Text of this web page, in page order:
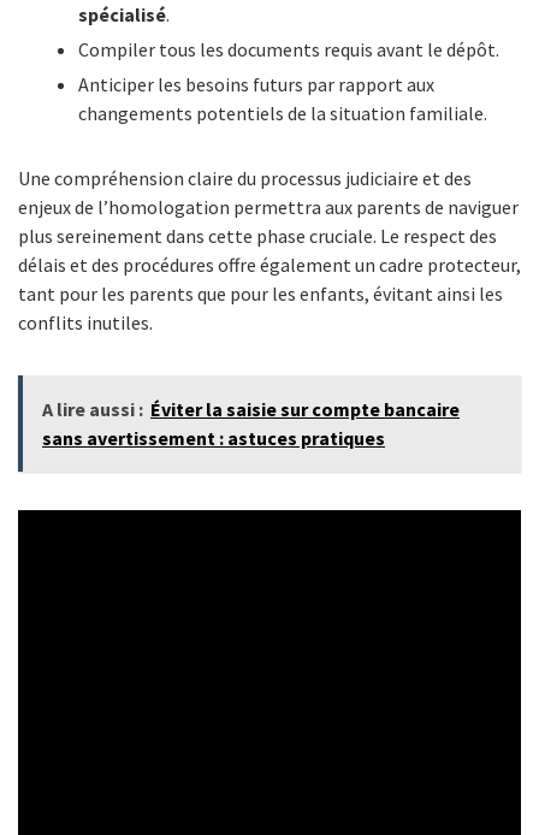
spécialisé.
Compiler tous les documents requis avant le dépôt.
Anticiper les besoins futurs par rapport aux
changements potentiels de la situation familiale.
Une compréhension claire du processus judiciaire et des
enjeux de l’homologation permettra aux parents de naviguer
plus sereinement dans cette phase cruciale. Le respect des
délais et des procédures offre également un cadre protecteur,
tant pour les parents que pour les enfants, évitant ainsi les
conflits inutiles.
A lire aussi : Éviter la saisie sur compte bancaire
sans avertissement : astuces pratiques